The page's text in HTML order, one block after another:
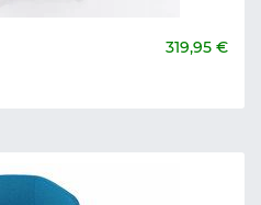
319,95 €